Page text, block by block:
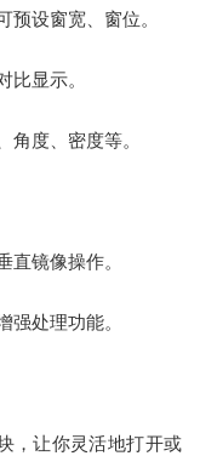
设窗宽、窗位。
显示。
度、密度等。
镜像操作。
处理功能。
，让你灵活地打开或